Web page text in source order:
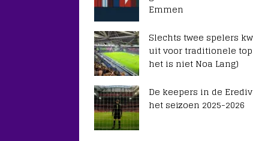
Emmen
Slechts twee spelers
uit voor traditionele top
het is niet Noa Lang)
De keepers in de
het seizoen 2025-2026